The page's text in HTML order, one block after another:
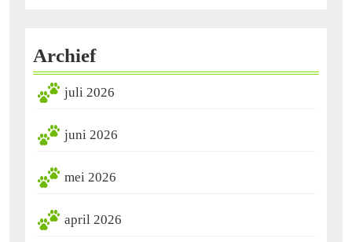
Archief
juli 2026
juni 2026
mei 2026
april 2026